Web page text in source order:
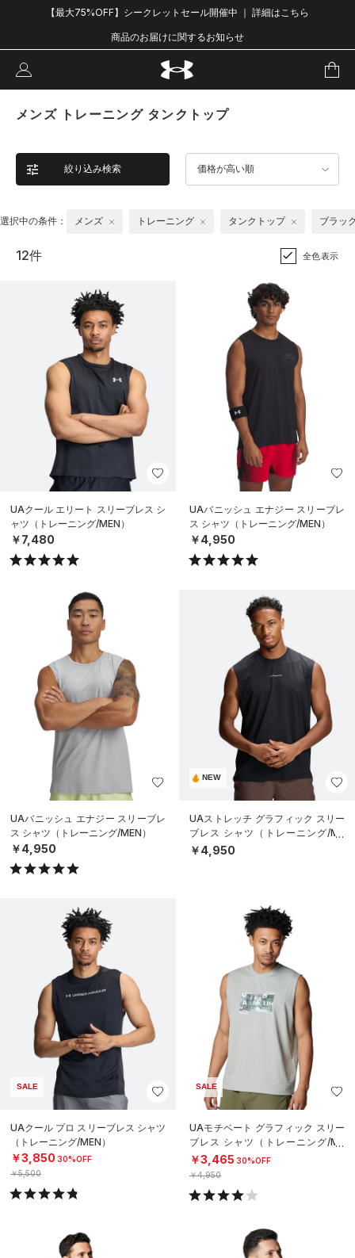
【最大75%OFF】シークレットセール開催中 ｜ 詳細はこちら
商品のお届けに関するお知らせ
メンズ トレーニング タンクトップ
絞り込み検索 価格が高い順
選択中の条件： メンズ トレーニング タンクトップ ブラッ
12件 全色表示
UAクール エリート スリーブレス シ
ャツ（トレーニング/MEN）
￥7,480
UAバニッシュ エナジー スリーブレ
ス シャツ（トレーニング/MEN）
￥4,950
UAバニッシュ エナジー スリーブレ
ス シャツ（トレーニング/MEN）
￥4,950
NEW
UAストレッチ グラフィック スリー
ブレス シャツ（トレーニング/ME
N）
￥4,950
SALE
UAクール プロ スリーブレス シャツ
（トレーニング/MEN）
￥3,850 30%OFF
￥5,500
SALE
UAモチベート グラフィック スリー
ブレス シャツ（トレーニング/ME
N）
￥3,465 30%OFF
￥4,950